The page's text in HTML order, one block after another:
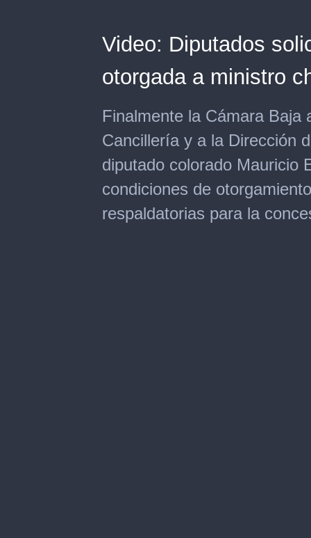
Video: Diputados
otorgada a ministro
Finalmente la Cámara Baja
Cancillería y a la Dirección
diputado colorado Mauricio
condiciones de
respaldatorias para la